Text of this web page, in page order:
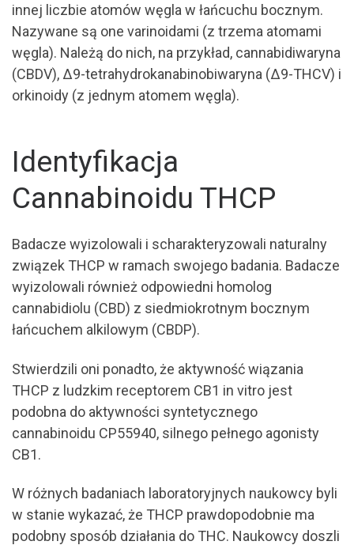
innej liczbie atomów węgla w łańcuchu bocznym.
Nazywane są one varinoidami (z trzema atomami
węgla). Należą do nich, na przykład, cannabidiwaryna
(CBDV), Δ9-tetrahydrokanabinobiwaryna (Δ9-THCV) i
orkinoidy (z jednym atomem węgla).
Identyfikacja
Cannabinoidu THCP
Badacze wyizolowali i scharakteryzowali naturalny
związek THCP w ramach swojego badania. Badacze
wyizolowali również odpowiedni homolog
cannabidiolu (CBD) z siedmiokrotnym bocznym
łańcuchem alkilowym (CBDP).
Stwierdzili oni ponadto, że aktywność wiązania
THCP z ludzkim receptorem CB1 in vitro jest
podobna do aktywności syntetycznego
cannabinoidu CP55940, silnego pełnego agonisty
CB1.
W różnych badaniach laboratoryjnych naukowcy byli
w stanie wykazać, że THCP prawdopodobnie ma
podobny sposób działania do THC. Naukowcy doszli